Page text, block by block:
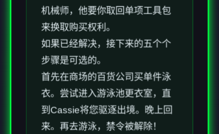
机械师，他要你取回单项工具包
来换取购买权利。
如果已经解决，接下来的五个个
步骤是可选的。
首先在商场的百货公司买单件泳
衣。尝试进入游泳池更衣室，直
到Cassie将您驱逐出境。晚上回
来。再去游泳，禁令被解除！